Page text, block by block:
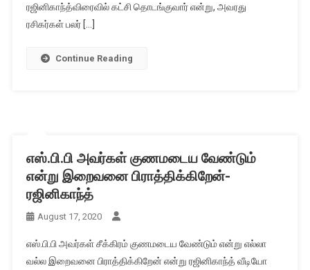
ரஜினிகாந்த்விரைவில் கட்சி தொடங்குவார் என்று, அவரது
ரசிகர்கள் பலர் […]
Continue Reading
எஸ்.பி.பி அவர்கள் குணமடைய வேண்டும்
என்று இறைவனை பிராத்திக்கிறேன்-
ரஜினிகாந்த்
August 17, 2020
எஸ்.பி.பி அவர்கள் சீக்கிரம் குணமடைய வேண்டும் என்று எல்லா
வல்ல இறைவனை பிராத்திக்கிறேன் என்று ரஜினிகாந்த் வீடியோ